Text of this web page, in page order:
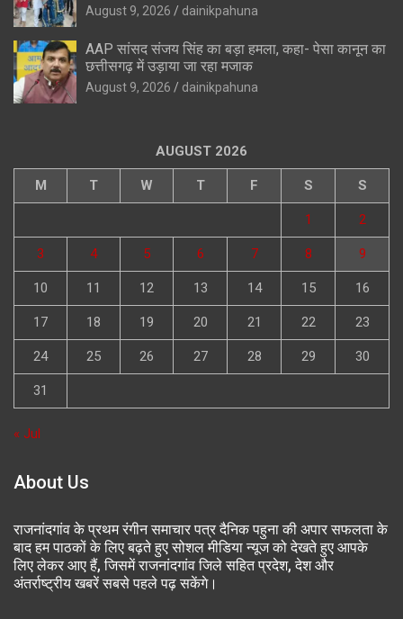
August 9, 2026 dainikpahuna
AAP सांसद संजय सिंह का बड़ा हमला, कहा- पेसा कानून का
छत्तीसगढ़ में उड़ाया जा रहा मजाक
August 9, 2026 dainikpahuna
AUGUST 2026
M T W T F S S
1 2
3 4 5 6 7 8 9
10 11 12 13 14 15 16
17 18 19 20 21 22 23
24 25 26 27 28 29 30
31
« Jul
About Us
राजनांदगांव के प्रथम रंगीन समाचार पत्र दैनिक पहुना की अपार सफलता के
बाद हम पाठकों के लिए बढ़ते हुए सोशल मीडिया न्यूज को देखते हुए आपके
लिए लेकर आए हैं, जिसमें राजनांदगांव जिले सहित प्रदेश, देश और
अंतर्राष्ट्रीय खबरें सबसे पहले पढ़ सकेंगे।